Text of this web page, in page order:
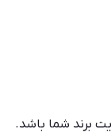
برند شما باشد.